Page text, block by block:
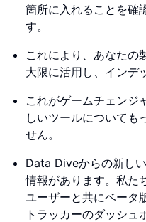
箇所に入れることを確
す。
これにより、あなたの
大限に活用し、インデ
これがゲームチェンジ
しいツールについても
せん。
Data Diveからの新し
情報があります。私た
ユーザーと共にベータ
トラッカーのダッシュ